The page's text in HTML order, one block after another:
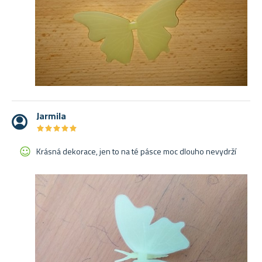
Jarmila
★★★★★
★★★★★
Krásná dekorace, jen to na té pásce moc dlouho nevydrží